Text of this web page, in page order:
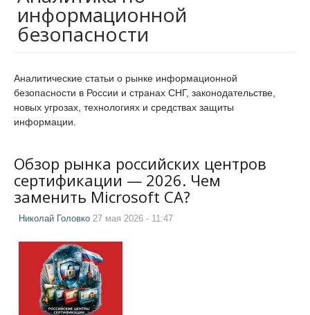
информационной
безопасности
Аналитические статьи о рынке информационной
безопасности в России и странах СНГ, законодательстве,
новых угрозах, технологиях и средствах защиты
информации.
Обзор рынка российских центров
сертификации — 2026. Чем
заменить Microsoft CA?
Николай Головко 27 мая 2026 - 11:47